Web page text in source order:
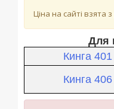
Ціна на сайті взята
Для
Кинга 401
Кинга 406